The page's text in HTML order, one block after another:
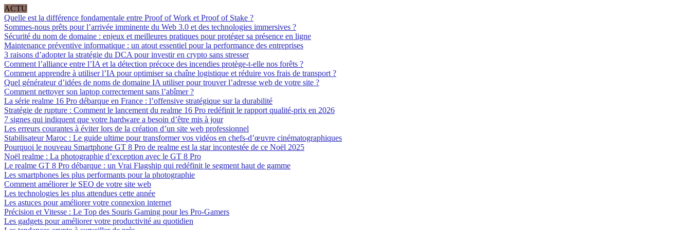
ACTU
Quelle est la différence fondamentale entre Proof of Work et Proof of Stake ?
Sommes-nous prêts pour l’arrivée imminente du Web 3.0 et des technologies immersives ?
Sécurité du nom de domaine : enjeux et meilleures pratiques pour protéger sa présence en ligne
Maintenance préventive informatique : un atout essentiel pour la performance des entreprises
3 raisons d’adopter la stratégie du DCA pour investir en crypto sans stresser
Comment l’alliance entre l’IA et la détection précoce des incendies protège-t-elle nos forêts ?
Comment apprendre à utiliser l’IA pour optimiser sa chaîne logistique et réduire vos frais de transport ?
Quel générateur d’idées de noms de domaine IA utiliser pour trouver l’adresse web de votre site ?
Comment nettoyer son laptop correctement sans l’abîmer ?
La série realme 16 Pro débarque en France : l’offensive stratégique sur la durabilité
Stratégie de rupture : Comment le lancement du realme 16 Pro redéfinit le rapport qualité-prix en 2026
7 signes qui indiquent que votre hardware a besoin d’être mis à jour
Les erreurs courantes à éviter lors de la création d’un site web professionnel
Stabilisateur Maroc : Le guide ultime pour transformer vos vidéos en chefs-d’œuvre cinématographiques
Pourquoi le nouveau Smartphone GT 8 Pro de realme est la star incontestée de ce Noël 2025
Noël realme : La photographie d’exception avec le GT 8 Pro
Le realme GT 8 Pro débarque : un Vrai Flagship qui redéfinit le segment haut de gamme
Les smartphones les plus performants pour la photographie
Comment améliorer le SEO de votre site web
Les technologies les plus attendues cette année
Les astuces pour améliorer votre connexion internet
Précision et Vitesse : Le Top des Souris Gaming pour les Pro-Gamers
Les gadgets pour améliorer votre productivité au quotidien